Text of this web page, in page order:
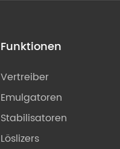
Funktionen
Vertreiber
Emulgatoren
Stabilisatoren
Löslizers